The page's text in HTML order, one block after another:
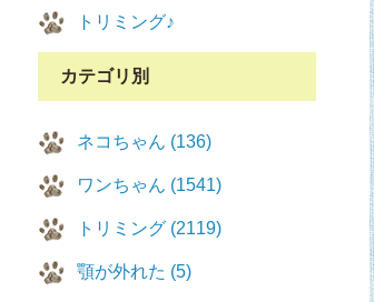
トリミング♪
カテゴリ別
ネコちゃん (136)
ワンちゃん (1541)
トリミング (2119)
顎が外れた (5)